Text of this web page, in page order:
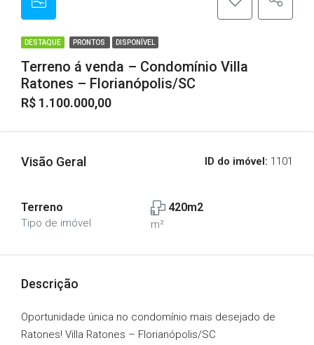
DESTAQUE PRONTOS DISPONÍVEL
Terreno á venda – Condomínio Villa
Ratones – Florianópolis/SC
R$ 1.100.000,00
Visão Geral ID do imóvel: 1101
Terreno
Tipo de imóvel
420m2
m²
Descrição
Oportunidade única no condomínio mais desejado de
Ratones! Villa Ratones – Florianópolis/SC